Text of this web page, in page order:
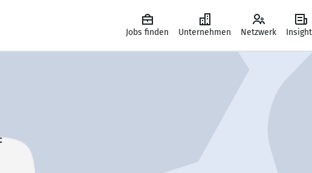
Jobs finden Unternehmen Netzwerk